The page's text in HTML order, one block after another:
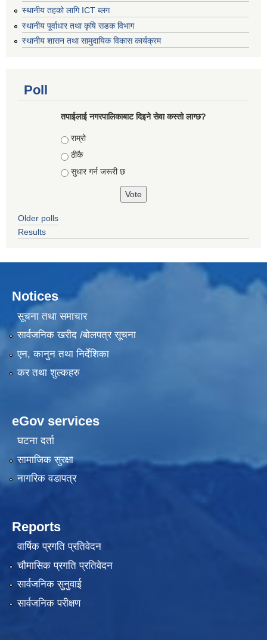
स्थानीय तहको लागि ICT ब्लग
स्थानीय पूर्वाधार तथा कृषि सडक विभाग
स्थानीय शासन तथा सामुदायिक विकास कार्यक्रम
Poll
तपाईलाई नगरपालिकाबाट दिइने सेवा कस्तो लाग्छ?
Choices
राम्रो
ठीकै
सुधार गर्न जरूरी छ
Older polls
Results
Notices
सूचना तथा समाचार
सार्वजनिक खरीद /बोलपत्र सूचना
एन, कानुन तथा निर्देशिका
कर तथा शुल्कहरु
eGov services
घटना दर्ता
सामाजिक सुरक्षा
नागरिक वडापत्र
Reports
वार्षिक प्रगति प्रतिवेदन
चौमासिक प्रगति प्रतिवेदन
सार्वजनिक सुनुवाई
सार्वजनिक परीक्षण